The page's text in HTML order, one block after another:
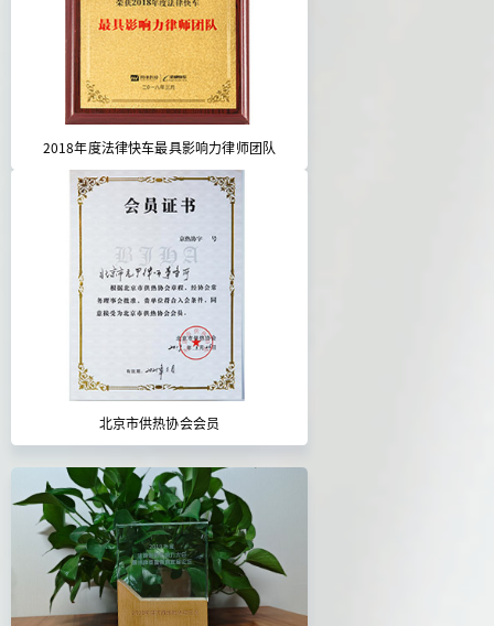
2018年度法律快车最具影响力律师团队
北京市供热协会会员